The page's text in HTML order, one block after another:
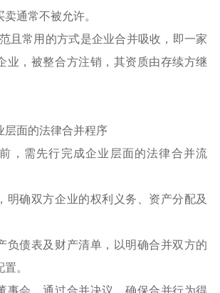
通常不被允许。
且常用的方式是企业合并吸收，即一家
业，被整合方注销，其资质由存续方继
层面的法律合并程序
，需先行完成企业层面的法律合并流
明确双方企业的权利义务、资产分配及
负债表及财产清单，以明确合并双方的
。
事会，通过合并决议，确保合并行为得